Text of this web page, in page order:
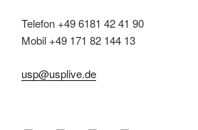
Telefon +49 6181 42 41 90
Mobil +49 171 82 144 13
usp@usplive.de